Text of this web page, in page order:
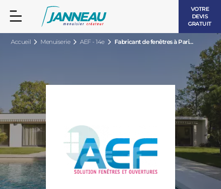
VOTRE
DEVIS
GRATUIT
Accueil Menuiserie AEF - 14e Fabricant de fenêtres à Pari...
FENÊTRES ET PORTES-FENÊTRES
BOIS
BAIES VITRÉES
PORTES D’ENTRÉELES INTEMPORELLES
VOLETS ROULANTS